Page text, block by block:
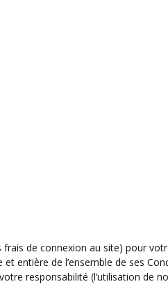
de connexion au site) pour
entière de l’ensemble de ses
responsabilité (l’utilisation de